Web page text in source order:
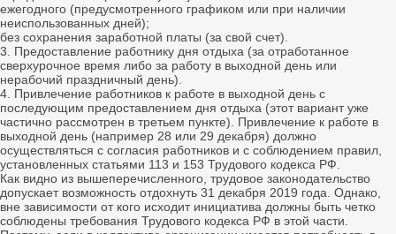
ежегодного (предусмотренного графиком или при наличии
неиспользованных дней);
без сохранения заработной платы (за свой счет).
3. Предоставление работнику дня отдыха (за отработанное
сверхурочное время либо за работу в выходной день или
нерабочий праздничный день).
4. Привлечение работников к работе в выходной день с
последующим предоставлением дня отдыха (этот вариант уже
частично рассмотрен в третьем пункте). Привлечение к работе в
выходной день (например 28 или 29 декабря) должно
осуществляться с согласия работников и с соблюдением правил,
установленных статьями 113 и 153 Трудового кодекса РФ.
Как видно из вышеперечисленного, трудовое законодательство
допускает возможность отдохнуть 31 декабря 2019 года. Однако,
вне зависимости от кого исходит инициатива должны быть четко
соблюдены требования Трудового кодекса РФ в этой части.